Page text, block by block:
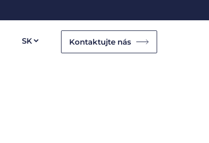
Kontaktujte nás